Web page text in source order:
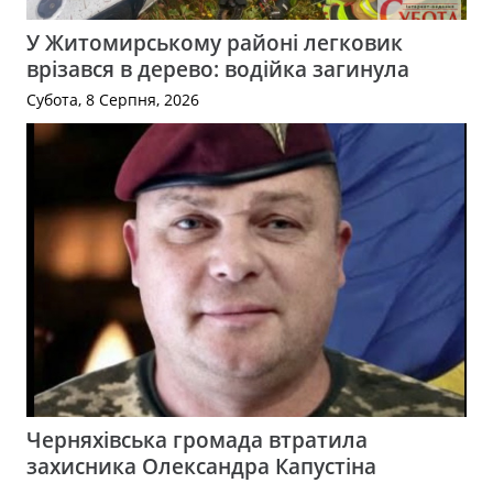
У Житомирському районі легковик
врізався в дерево: водійка загинула
Субота, 8 Серпня, 2026
Черняхівська громада втратила
захисника Олександра Капустіна